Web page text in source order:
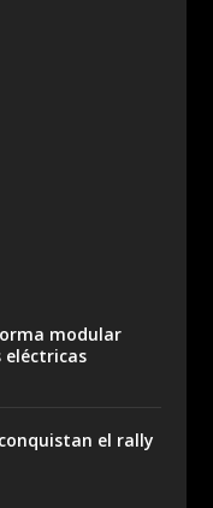
modular
el rally